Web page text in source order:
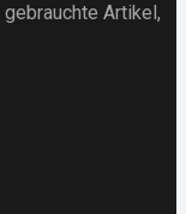
gebrauchte Artikel ,